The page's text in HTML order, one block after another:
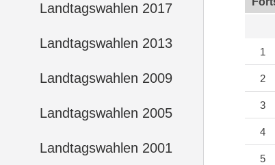
Landtagswahlen 2017
Landtagswahlen 2013
Landtagswahlen 2009
Landtagswahlen 2005
Landtagswahlen 2001
1
2
3
4
5